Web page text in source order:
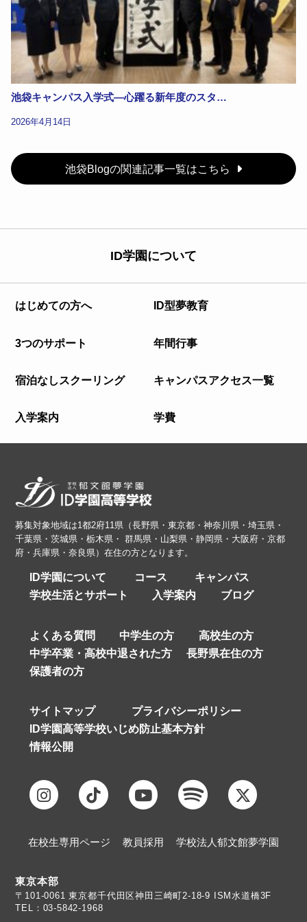
池袋キャンパス入学式—心躍る新年度のスタ…
2026年4月14日
池袋Blogの関連記事一覧はこちら
ID学園について
はじめての方へ ID型夢教育
3つのサポート 年間行事
宿泊なしスクーリング キャンパスアクセス一覧
入学案内 学費
募集対象地域は1都2府11県（長野県・東京都・神奈川県・埼玉県・
千葉県・茨城県・栃木県・ 群馬県・山梨県・静岡県・大阪府・京都
府・兵庫県・奈良県）在住の方となります。
ID学園について コース
キャンパス
学校生活とサポート
入学案内 ブログ
よくある質問 中学生の方
高校生の方
中学卒業・高校中退された方
長野県在住の方
保護者の方
サイトマップ
プライバシーポリシー
ID学園高等学校いじめ防止基本方針
情報公開
在校生専用ページ 教員採用 学校法人郁文館夢学園
東京本部
TEL：03-5842-1968